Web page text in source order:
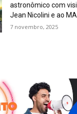
astronômico com
Jean Nicolini e ao
7 novembro, 2025